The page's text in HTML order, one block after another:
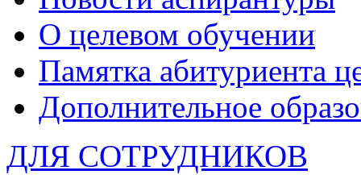
О целевом обучении
Памятка абитуриента
Дополнительное
ДЛЯ СОТРУДНИКОВ